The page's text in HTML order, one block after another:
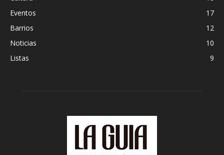
Eventos
17
Barrios
12
Noticias
10
Listas
9